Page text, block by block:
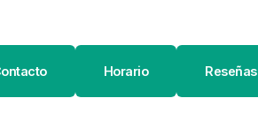
Horario Reseñas